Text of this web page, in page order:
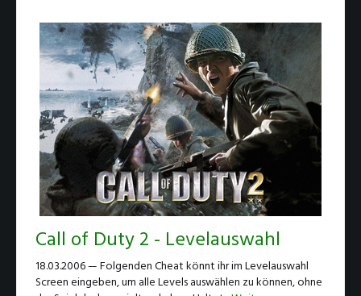
Call of Duty 2 - Levelauswahl
18.03.2006 — Folgenden Cheat könnt ihr im Levelauswahl
Screen eingeben, um alle Levels auswählen zu können, ohne